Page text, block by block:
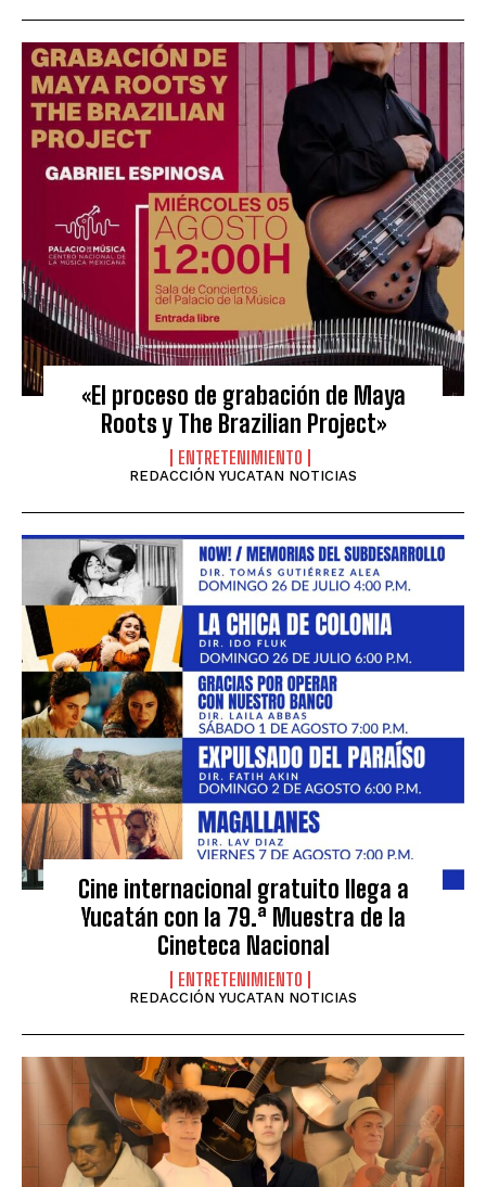
«El proceso de grabación de Maya
Roots y The Brazilian Project»
ENTRETENIMIENTO
REDACCIÓN YUCATAN NOTICIAS
Cine internacional gratuito llega a
Yucatán con la 79.ª Muestra de la
Cineteca Nacional
ENTRETENIMIENTO
REDACCIÓN YUCATAN NOTICIAS